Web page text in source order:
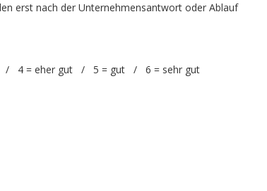
erst nach der Unternehmensantwort oder Ablauf
/ 4 = eher gut / 5 = gut / 6 = sehr gut